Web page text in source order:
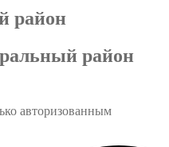
район
район
авторизованным